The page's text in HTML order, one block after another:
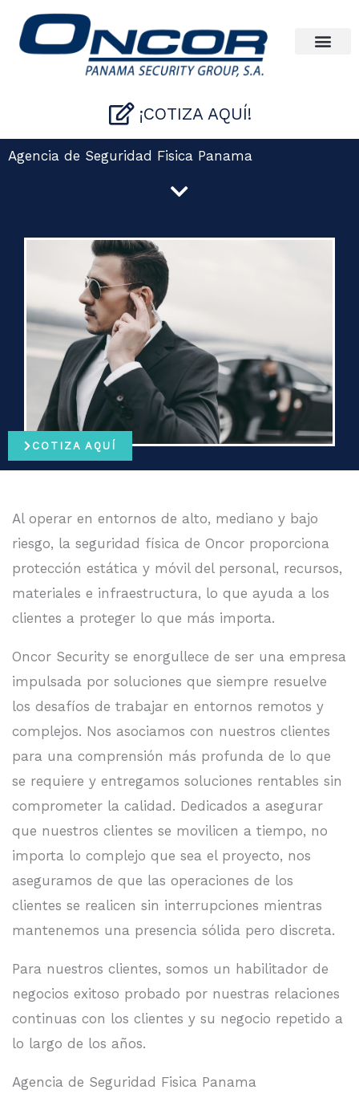
¡COTIZA AQUÍ!
Agencia de Seguridad Fisica Panama
COTIZA AQUÍ
Al operar en entornos de alto, mediano y bajo
riesgo, la seguridad física de Oncor proporciona
protección estática y móvil del personal, recursos,
materiales e infraestructura, lo que ayuda a los
clientes a proteger lo que más importa.
Oncor Security se enorgullece de ser una empresa
impulsada por soluciones que siempre resuelve
los desafíos de trabajar en entornos remotos y
complejos. Nos asociamos con nuestros clientes
para una comprensión más profunda de lo que
se requiere y entregamos soluciones rentables sin
comprometer la calidad. Dedicados a asegurar
que nuestros clientes se movilicen a tiempo, no
importa lo complejo que sea el proyecto, nos
aseguramos de que las operaciones de los
clientes se realicen sin interrupciones mientras
mantenemos una presencia sólida pero discreta.
Para nuestros clientes, somos un habilitador de
negocios exitoso probado por nuestras relaciones
continuas con los clientes y su negocio repetido a
lo largo de los años.
Agencia de Seguridad Fisica Panama